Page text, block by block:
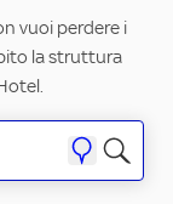
vuoi perdere i
la struttura